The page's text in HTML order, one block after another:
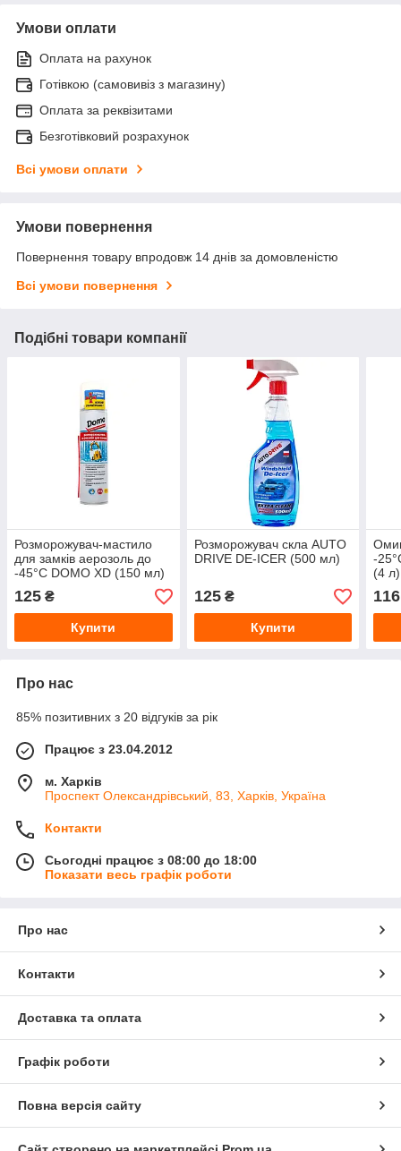
Умови оплати
Оплата на рахунок
Готівкою (самовивіз з магазину)
Оплата за реквізитами
Безготівковий розрахунок
Всі умови оплати
Умови повернення
Повернення товару впродовж 14 днів за домовленістю
Всі умови повернення
Подібні товари компанії
Розморожувач-мастило
для замків аерозоль до
-45°C DOMO XD (150 мл)
125 ₴
Купити
Розморожувач скла AUTO
DRIVE DE-ICER (500 мл)
125₴
Купити
-
(4 л)
116
Про нас
85% позитивних з 20 відгуків за рік
Працює з 23.04.2012
м. Харків
Проспект Олександрівський, 83, Харків, Україна
Контакти
Сьогодні працює з 08:00 до 18:00
Показати весь графік роботи
Про нас
Контакти
Доставка та оплата
Графік роботи
Повна версія сайту